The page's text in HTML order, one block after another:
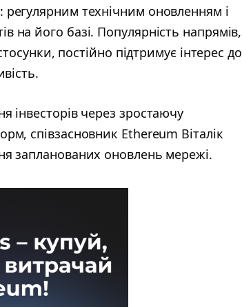
технічним оновленням і
на його базі. Популярність напрямів,
постійно підтримує інтерес до
інвесторів через зростаючу
співзасновник Ethereum Віталік
запланованих оновлень мережі.